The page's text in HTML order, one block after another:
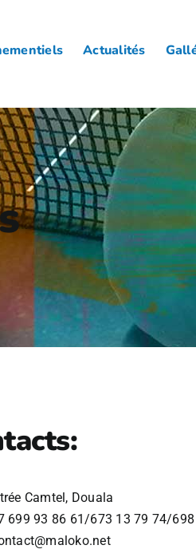
Actualités
Camtel, Douala
699 93 86 61/673 13 79 74/